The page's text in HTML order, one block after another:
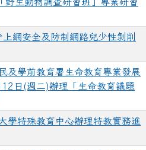
網安全及防制網路兒少性剝削
及學前教育署生命教育專業發展
日(週二)辦理「生命教育議題
學特殊教育中心辦理特教實務進